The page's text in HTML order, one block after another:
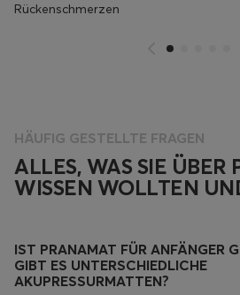
Rückenschmerzen
HÄUFIG GESTELLTE FRAGEN
ALLES, WAS SIE ÜBER
WISSEN WOLLTEN
IST PRANAMAT FÜR ANFÄNGER
GIBT ES UNTERSCHIEDLICHE
AKUPRESSURMATTEN?